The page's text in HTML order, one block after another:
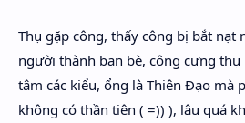
Thụ gặp công, thấy công bị bắt nạt
người thành bạn bè, công cưng
tâm các kiểu, ổng là Thiên Đạo mà
không có thần tiên ( =)) ), lâu quá